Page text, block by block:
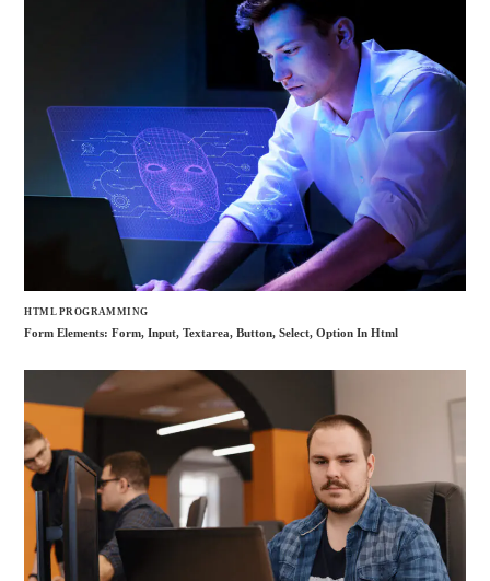
HTML PROGRAMMING
Form Elements: Form, Input, Textarea, Button, Select, Option In Html